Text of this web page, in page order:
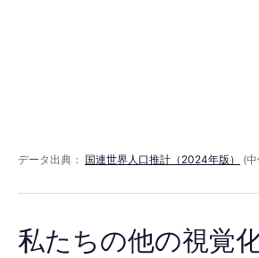
年
データ出典： 国連世界人口推計（2024年版） (
私たちの他の視覚